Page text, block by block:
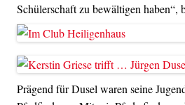
Schülerschaft zu bewältigen haben“,
Prägend für Dusel waren seine